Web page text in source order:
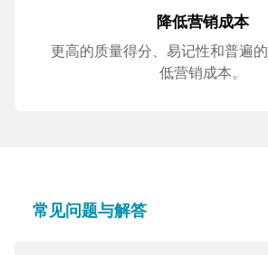
降低营销成本
更高的质量得分、易记性和普遍
低营销成本。
常见问题与解答